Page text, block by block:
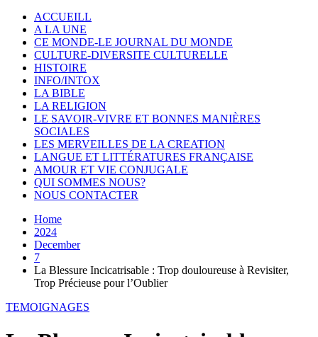
ACCUEILL
A LA UNE
CE MONDE-LE JOURNAL DU MONDE
CULTURE-DIVERSITE CULTURELLE
HISTOIRE
INFO/INTOX
LA BIBLE
LA RELIGION
LE SAVOIR-VIVRE ET BONNES MANIÈRES
SOCIALES
LES MERVEILLES DE LA CREATION
LANGUE ET LITTÉRATURES FRANÇAISE
AMOUR ET VIE CONJUGALE
QUI SOMMES NOUS?
NOUS CONTACTER
Home
2024
December
7
La Blessure Incicatrisable : Trop douloureuse à Revisiter,
Trop Précieuse pour l’Oublier
TEMOIGNAGES